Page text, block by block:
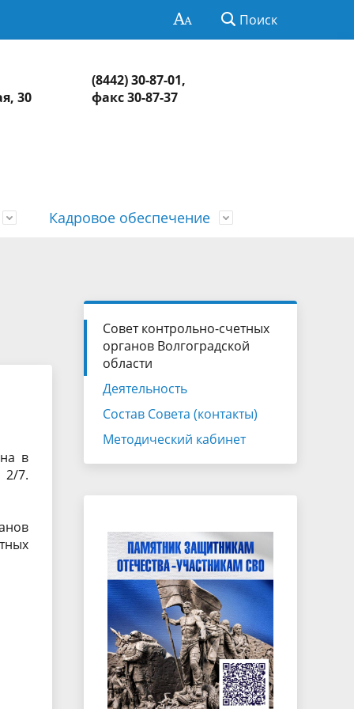
Поиск
30
(8442) 30-87-01,
факс 30-87-37
Контакты
экспертно-аналитических
мероприятиях
Экспертно-консультативный совет
Законотворчество
о результатах рассмотрения
обращений и принятых мерах
Кадровое обеспечение
в
2/7.
Совет контрольно-счетных
органов Волгоградской
области
Деятельность
Состав Совета (контакты)
Методический кабинет